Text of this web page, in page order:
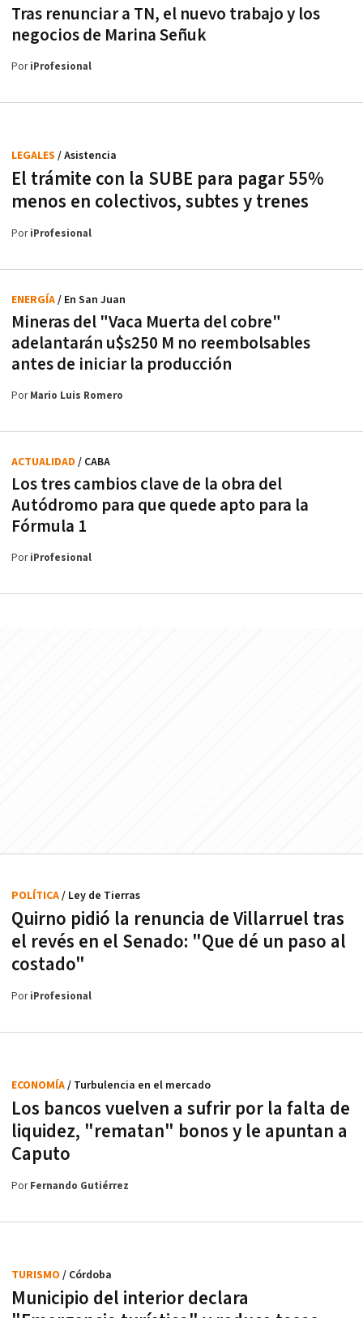
Tras renunciar a TN, el nuevo trabajo y los
negocios de Marina Señuk
PoriProfesional
El trámite con la SUBE para pagar 55%
menos en colectivos, subtes y trenes
LEGALES / Asistencia
PoriProfesional
Mineras del "Vaca Muerta del cobre"
adelantarán u$s250 M no reembolsables
antes de iniciar la producción
ENERGÍA/ En San Juan
PorMario Luis Romero
Los tres cambios clave de la obra del
Autódromo para que quede apto para la
Fórmula 1
ACTUALIDAD / CABA
PoriProfesional
Quirno pidió la renuncia de Villarruel tras
el revés en el Senado: "Que dé un paso al
costado"
POLÍTICA/ Ley de Tierras
PoriProfesional
Los bancos vuelven a sufrir por la falta de
liquidez, "rematan" bonos y le apuntan a
Caputo
ECONOMÍA/ Turbulencia en el mercado
PorFernando Gutiérrez
Municipio del interior declara
TURISMO / Córdoba